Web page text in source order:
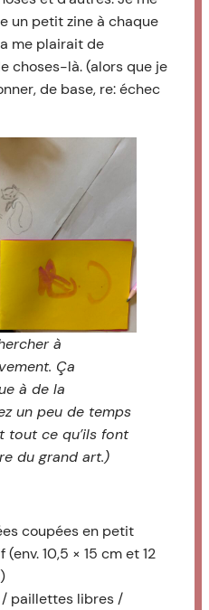
un petit zine à chaque
me plairait de
choses-là. (alors que je
de base, re: échec
à
Ça
à de la
un peu de temps
tout ce qu’ils font
du grand art.)
coupées en petit
10,5 × 15 cm et 12
paillettes libres /